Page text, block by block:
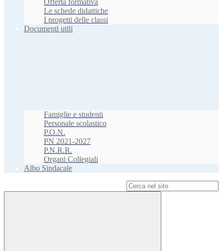
Offerta formativa
Le schede didattiche
I progetti delle classi
Documenti utili
Famiglie e studenti
Personale scolastico
P.O.N.
PN 2021-2027
P.N.R.R.
Organi Collegiali
Albo Sindacale